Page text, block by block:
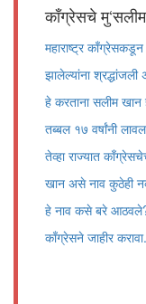
काँग्रेसचे
महाराष्ट्र
झालेल्यांना
हे करताना सलीम खान
तब्बल १७ वर्षांनी
तेव्हा राज्यात
खान असे नाव कुठेही
हे नाव कसे बरे
काँग्रेसने जाहीर